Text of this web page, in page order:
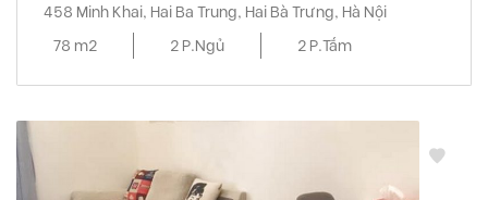
458 Minh Khai, Hai Ba Trung, Hai Bà Trưng, Hà Nội
78 m2
2 P.Ngủ 2 P.Tắm